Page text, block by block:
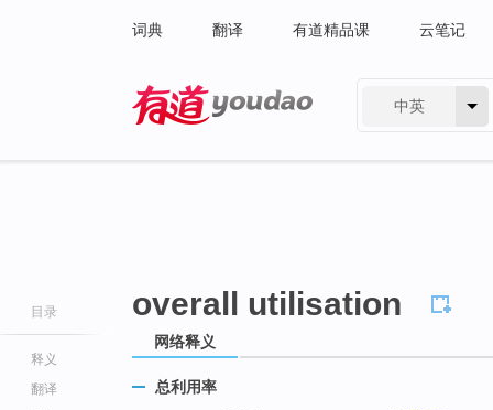
词典 翻译 有道精品课 云笔记
中英
目录
释义
翻译
overall utilisation
网络释义
总利用率